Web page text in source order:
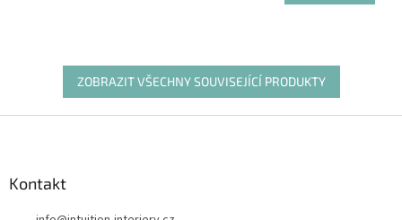
ZOBRAZIT VŠECHNY SOUVISEJÍCÍ PRODUKTY
Kontakt